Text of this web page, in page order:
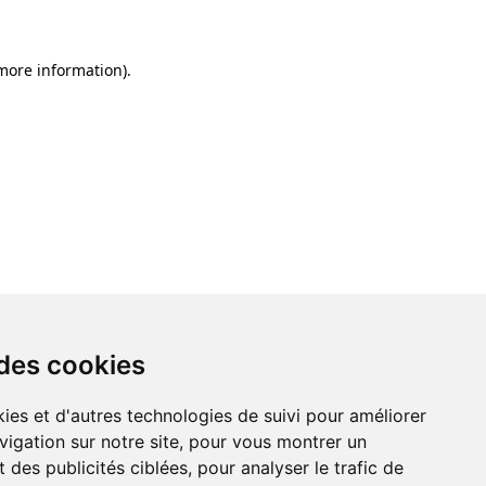
cookies
et d'autres technologies de suivi pour améliorer
sur notre site, pour vous montrer un
des publicités ciblées, pour analyser le trafic de
information).